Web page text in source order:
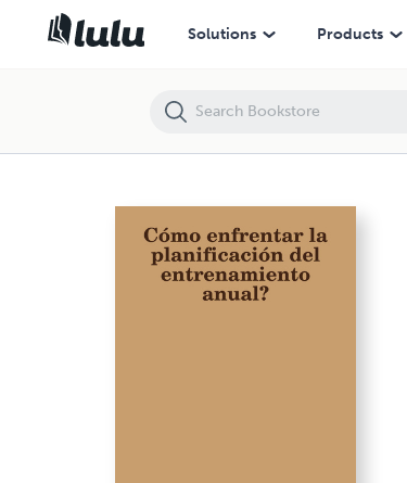
Solutions Products
Cómo enfrentar la planificación del entrenamiento anual ?